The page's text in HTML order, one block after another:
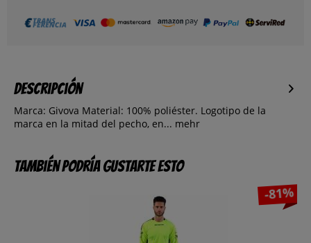
Descripción
Marca: Givova Material: 100% poliéster. Logotipo de la
marca en la mitad del pecho, en... mehr
También podría gustarte esto
-81%